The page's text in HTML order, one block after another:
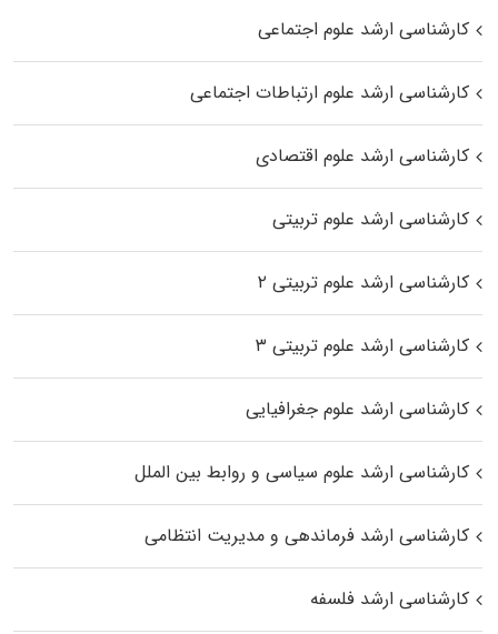
کارشناسی ارشد علوم اجتماعی
کارشناسی ارشد علوم ارتباطات اجتماعی
کارشناسی ارشد علوم اقتصادی
کارشناسی ارشد علوم تربیتی
کارشناسی ارشد علوم تربیتی ۲
کارشناسی ارشد علوم تربیتی ۳
کارشناسی ارشد علوم جغرافیایی
کارشناسی ارشد علوم سیاسی و روابط بین الملل
کارشناسی ارشد فرماندهی و مدیریت انتظامی
کارشناسی ارشد فلسفه